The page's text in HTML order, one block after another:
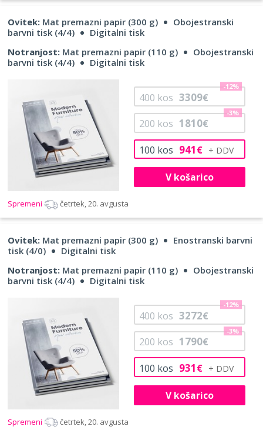
Ovitek: Mat premazni papir (300 g)
Obojestranski
barvni tisk (4/4)
Digitalni tisk
Notranjost: Mat premazni papir (110 g)
Obojestranski
barvni tisk (4/4)
Digitalni tisk
100 kos 941€
200 kos 1810€
-3%
400 kos 3309€
-12%
V košarico
Spremeni četrtek, 20. avgusta
Ovitek: Mat premazni papir (300 g)
Enostranski barvni
tisk (4/0)
Digitalni tisk
Notranjost: Mat premazni papir (110 g)
Obojestranski
barvni tisk (4/4)
Digitalni tisk
100 kos 931€
200 kos 1790€
-3%
400 kos 3272€
-12%
V košarico
Spremeni četrtek, 20. avgusta